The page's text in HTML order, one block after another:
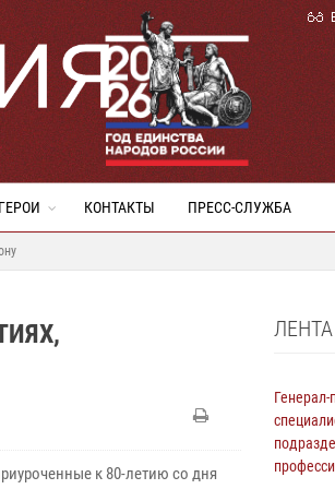
ГЕРОИ КОНТАКТЫ ПРЕСС-СЛУЖБА
к 80-летию со дня